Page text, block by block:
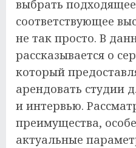
выбрать
соответствующее
не так просто. В
рассказывается о
который
арендовать студии
и интервью.
преимущества,
актуальные